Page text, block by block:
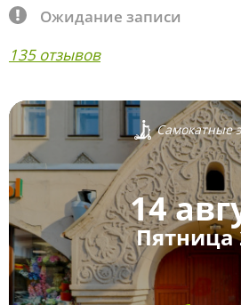
Ожидание записи
135 отзывов
Самокатные
14
Пятница